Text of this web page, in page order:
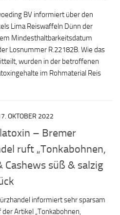
BV informiert über den
Lima Reiswaffeln Dünn der
Mindesthaltbarkeitsdatum
Losnummer R.22182B. Wie das
wurden in der betroffenen
im Rohmaterial Reis
OKTOBER 2022
– Bremer
ruft „Tonkabohnen,
Cashews süß & salzig
informiert sehr sparsam
Artikel „Tonkabohnen,